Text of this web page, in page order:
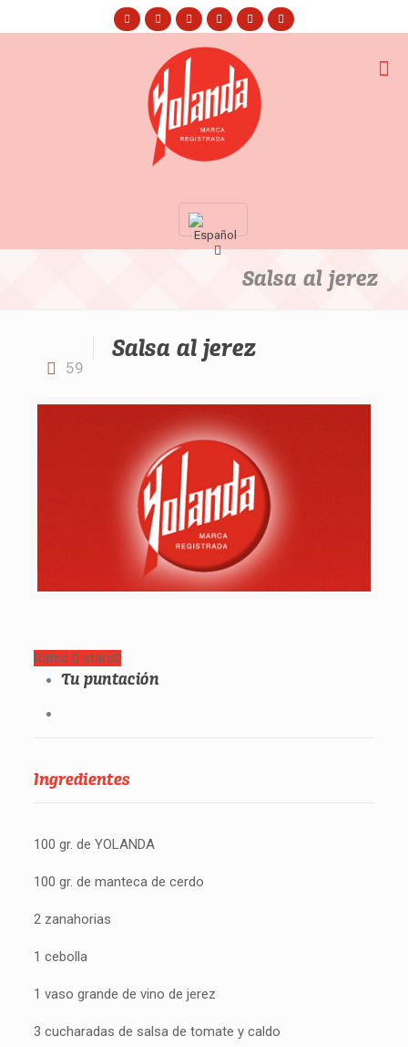
Salsa al jerez
59
Salsa al jerez
Rated 0 stars0
Tu puntación
Ingredientes
100 gr. de YOLANDA
100 gr. de manteca de cerdo
2 zanahorias
1 cebolla
1 vaso grande de vino de jerez
3 cucharadas de salsa de tomate y caldo